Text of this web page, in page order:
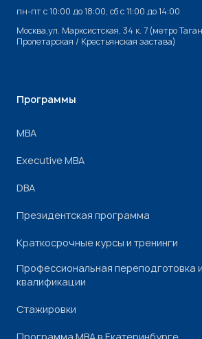
пн-пт с 10:00 до 18:00, cб с 11:00 до 14:00
Москва,ул. Марксистская, 34 к. 7 (метро
Пролетарская / Крестьянская застава)
Программы
МВА
Executive MBA
DBA
Президентская программа
Краткосрочные курсы и тренинги
Профессиональная переподготовка
квалификации
Стажировки